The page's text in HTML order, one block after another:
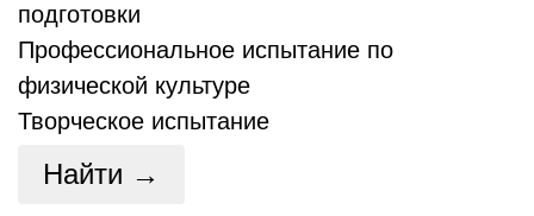
подготовки
Профессиональное испытание по
физической культуре
Творческое испытание
Найти →